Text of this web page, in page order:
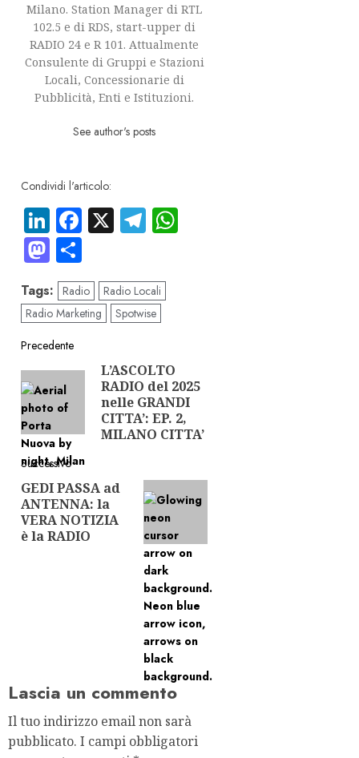
Milano. Station Manager di RTL
102.5 e di RDS, start-upper di
RADIO 24 e R 101. Attualmente
Consulente di Gruppi e Stazioni
Locali, Concessionarie di
Pubblicità, Enti e Istituzioni.
See author's posts
Condividi l'articolo:
LinkedIn
Facebook
X Telegram
Mastodon
Tags: Radio
Radio Locali
Radio Marketing
Spotwise
Navigazione
articolo
Precedente
Articolo
precedente:
L’ASCOLTO
RADIO del 2025
nelle GRANDI
CITTA’: EP. 2,
MILANO CITTA’
Successivo
Articolo
successivo:
GEDI PASSA ad
ANTENNA: la
VERA NOTIZIA
è la RADIO
Lascia un commento
Il tuo indirizzo email non sarà
pubblicato. I campi obbligatori